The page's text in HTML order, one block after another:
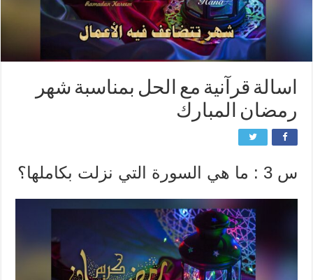
اسالة قرآنية مع الحل بمناسبة شهر
رمضان المبارك
ﺱ 3 : ﻣﺎ ﻫﻲ ﺍﻟﺴﻮﺭﺓ ﺍﻟﺘﻲ ﻧﺰﻟﺖ ﺑﻜﺎﻣﻠﻬﺎ؟